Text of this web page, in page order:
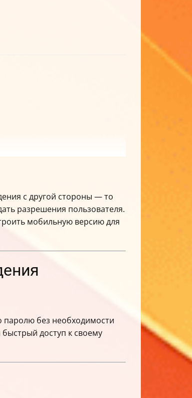
с другой стороны — то
разрешения пользователя.
мобильную версию для
паролю без необходимости
доступ к своему